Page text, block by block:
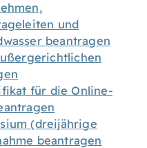
und
beantragen
für die Online-
(dreijährige
beantragen